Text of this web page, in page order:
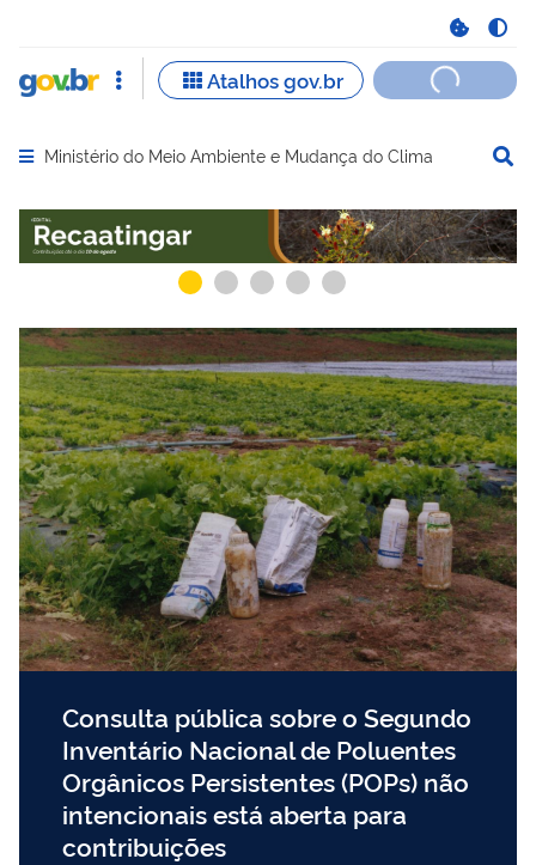
Abrir menu principal de navegação
Ministério do Meio Ambiente e Mudança do Clima
Serviços recomendados para você Serviços
Consulta pública sobre o Segundo
Inventário Nacional de Poluentes
Orgânicos Persistentes (POPs) não
intencionais está aberta para
contribuições